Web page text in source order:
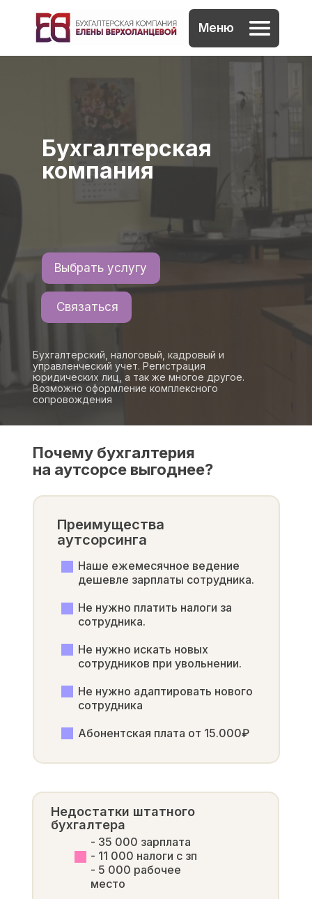
На
Меню
Бухгалтерская
компания
Бухгалтерский, налоговый, кадровый и
управленческий учет. Регистрация
юридических лиц, а так же многое другое.
Возможно оформление комплексного
сопровождения
Выбрать услугу
Связаться
Елены Верхоланцевой
Почему бухгалтерия
на аутсорсе выгоднее?
Преимущества
аутсорсинга
Недостатки штатного
бухгалтера
Наше ежемесячное ведение
дешевле зарплаты сотрудника.
Не нужно платить налоги за
сотрудника.
Не нужно искать новых
сотрудников при увольнении.
Не нужно адаптировать нового
сотрудника
Абонентская плата от 15.000₽
- 35 000 зарплата
- 11 000 налоги с зп
- 5 000 рабочее
место